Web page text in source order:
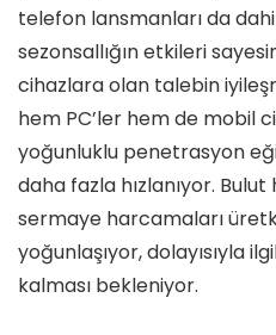
telefon lansmanları da
sezonsallığın etkileri
cihazlara olan talebin
hem PC’ler hem de mobil
yoğunluklu penetrasyon
daha fazla hızlanıyor. Bulut
sermaye harcamaları
yoğunlaşıyor, dolayısıyla
kalması bekleniyor.